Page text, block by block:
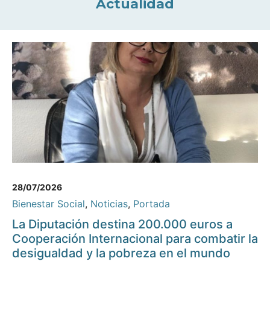
Actualidad
28/07/2026
Bienestar Social, Noticias, Portada
La Diputación destina 200.000 euros a
Cooperación Internacional para combatir la
desigualdad y la pobreza en el mundo